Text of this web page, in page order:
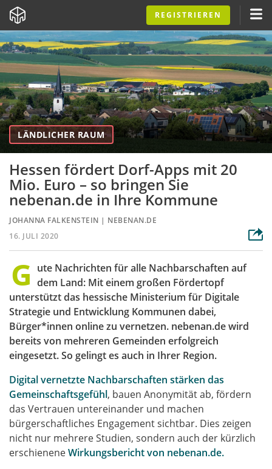
REGISTRIEREN
LÄNDLICHER RAUM
Hessen fördert Dorf-Apps mit 20
Mio. Euro – so bringen Sie
nebenan.de in Ihre Kommune
JOHANNA FALKENSTEIN | NEBENAN.DE
16. JULI 2020
G ute Nachrichten für alle Nachbarschaften auf
dem Land: Mit einem großen Fördertopf
unterstützt das hessische Ministerium für Digitale
Strategie und Entwicklung Kommunen dabei,
Bürger*innen online zu vernetzen. nebenan.de wird
bereits von mehreren Gemeinden erfolgreich
eingesetzt. So gelingt es auch in Ihrer Region.
Digital vernetzte Nachbarschaften stärken das
Gemeinschaftsgefühl, bauen Anonymität ab, fördern
das Vertrauen untereinander und machen
bürgerschaftliches Engagement sichtbar. Dies zeigen
nicht nur mehrere Studien, sondern auch der kürzlich
erschieneneWirkungsbericht von nebenan.de.